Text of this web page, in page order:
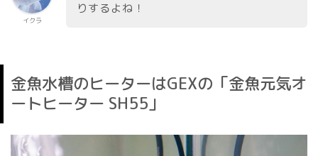
イクラ
りするよね！
金魚水槽のヒーターはGEXの「金魚元気オ
ートヒーター SH55」